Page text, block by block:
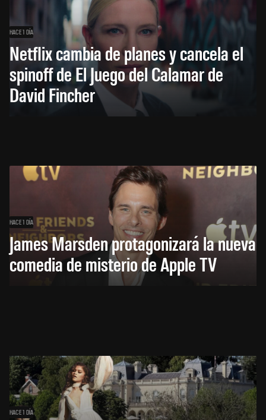
HACE 1 DÍA
Netflix cambia de planes y cancela el
spinoff de El Juego del Calamar de
David Fincher
HACE 1 DÍA
James Marsden protagonizará la nueva
comedia de misterio de Apple TV
HACE 1 DÍA